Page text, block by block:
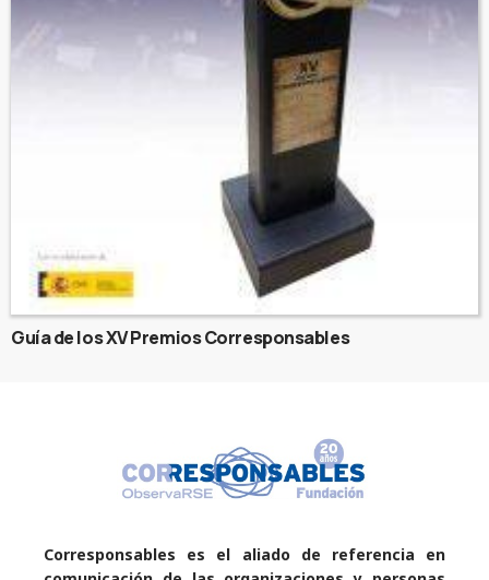
Guía de los XV Premios Corresponsables
Corresponsables es el aliado de referencia en